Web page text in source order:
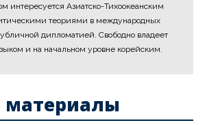
интересуется Азиатско-Тихоокеанским
теориями в международных
дипломатией. Свободно владеет
и на начальном уровне корейским.
материалы